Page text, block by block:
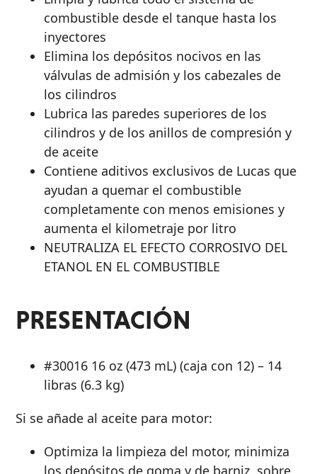
combustible desde el tanque hasta los
inyectores
Elimina los depósitos nocivos en las
válvulas de admisión y los cabezales de
los cilindros
Lubrica las paredes superiores de los
cilindros y de los anillos de compresión y
de aceite
Contiene aditivos exclusivos de Lucas que
ayudan a quemar el combustible
completamente con menos emisiones y
aumenta el kilometraje por litro
NEUTRALIZA EL EFECTO CORROSIVO DEL
ETANOL EN EL COMBUSTIBLE
PRESENTACIÓN
#30016 16 oz (473 mL) (caja con 12) – 14
libras (6.3 kg)
Si se añade al aceite para motor:
Optimiza la limpieza del motor, minimiza